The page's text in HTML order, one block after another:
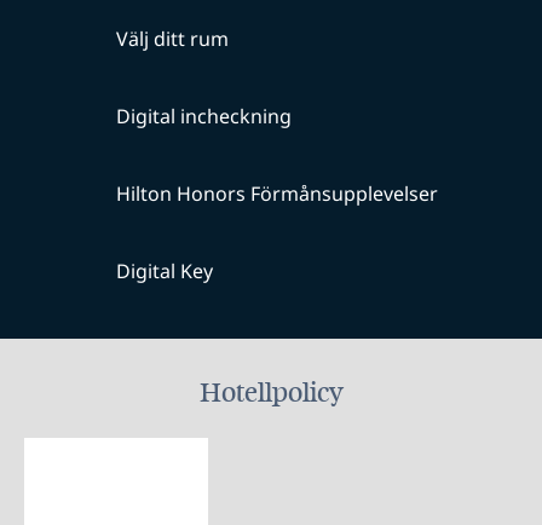
Välj ditt rum
Digital incheckning
Hilton Honors Förmånsupplevelser
Digital Key
Hotellpolicy